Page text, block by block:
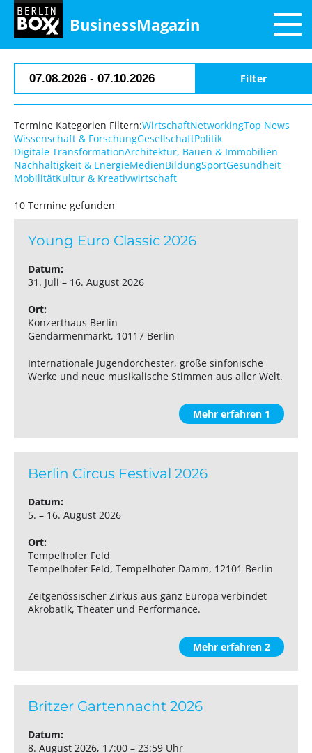
BusinessMagazin
Termine Kategorien Filtern:WirtschaftNetworkingTop News
Wissenschaft & ForschungGesellschaftPolitik
Digitale TransformationArchitektur, Bauen & Immobilien
Nachhaltigkeit & EnergieMedienBildungSportGesundheit
MobilitätKultur & Kreativwirtschaft
10 Termine gefunden
Young Euro Classic 2026
Datum:
31. Juli – 16. August 2026
Ort:
Konzerthaus Berlin
Gendarmenmarkt, 10117 Berlin
Internationale Jugendorchester, große sinfonische
Werke und neue musikalische Stimmen aus aller Welt.
Mehr erfahren 1
Berlin Circus Festival 2026
Datum:
5. – 16. August 2026
Ort:
Tempelhofer Feld
Tempelhofer Feld, Tempelhofer Damm, 12101 Berlin
Zeitgenössischer Zirkus aus ganz Europa verbindet
Akrobatik, Theater und Performance.
Mehr erfahren 2
Britzer Gartennacht 2026
Datum:
8. August 2026, 17:00 – 23:59 Uhr